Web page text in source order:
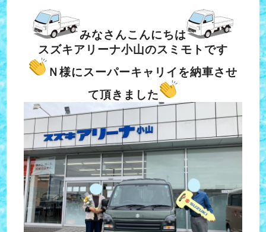
みなさんこんにちは
スズキアリーナ小山のスミモトです
Ｎ様にスーパーキャリイを納車させ
て頂きました